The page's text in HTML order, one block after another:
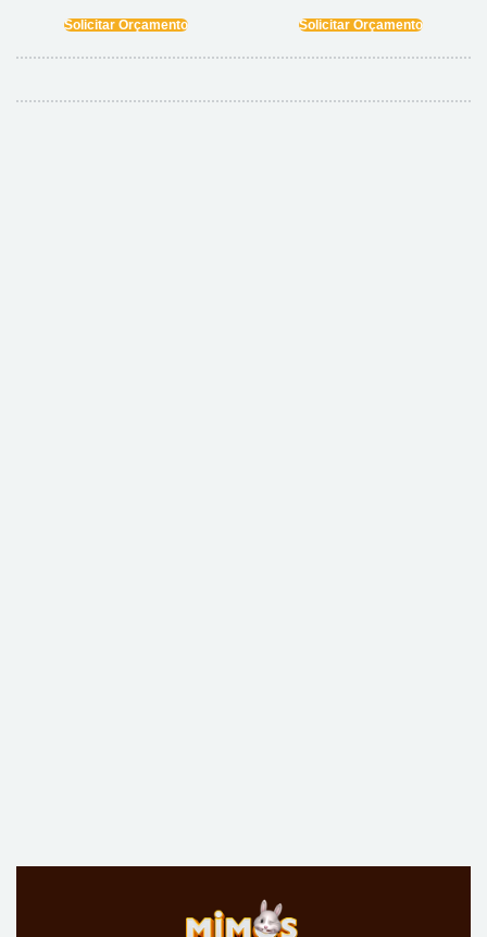
Solicitar Orçamento Solicitar Orçamento